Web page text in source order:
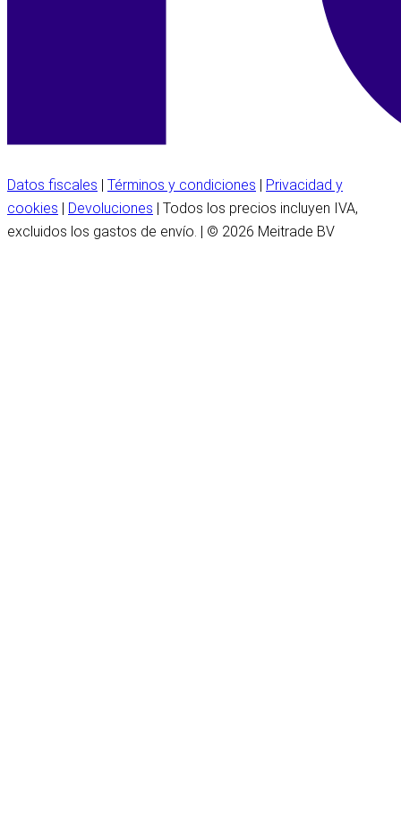
Datos fiscales Términos y condiciones
Privacidad y
cookies
Devoluciones | Todos los precios incluyen IVA,
excluidos los gastos de envío. | © 2026 Meitrade BV